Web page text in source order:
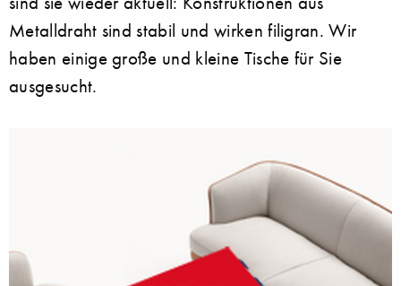
Metalldraht sind stabil und wirken filigran. Wir
haben einige große und kleine Tische für Sie
ausgesucht.